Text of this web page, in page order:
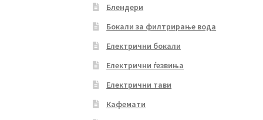
Блендери
Бокали за филтрирање вода
Електрични бокали
Електрични ѓезвиња
Електрични тави
Кафемати